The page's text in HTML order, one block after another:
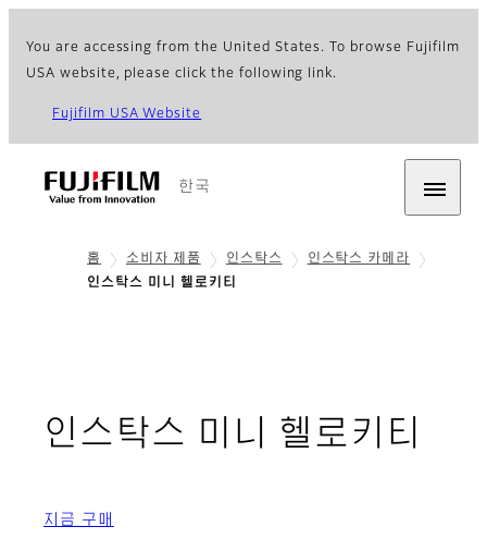
You are accessing from the United States. To browse Fujifilm
USA website, please click the following link.
Fujifilm USA Website
한국
홈 소비자 제품 인스탁스
인스탁스 카메라
인스탁스 미니 헬로키티
인스탁스 미니 헬로키티
지금 구매